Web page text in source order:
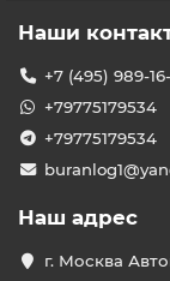
Наши
+7 (495) 989-
+79775179534
+79775179534
Наш адрес
г. Москва